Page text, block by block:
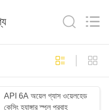
ট্রি
API 6A অয়েল গ্যাস ওয়েলহেড
কেসিং হ্যাঙ্গার স্পুল প্রবাহ